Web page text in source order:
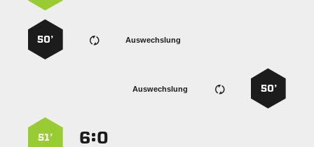
Auswechslung
50’
50’
Auswechslung
:
51’